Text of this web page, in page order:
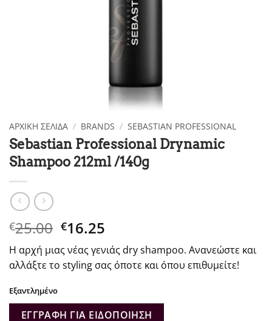
ΑΡΧΙΚΉ ΣΕΛΊΔΑ / BRANDS / SEBASTIAN PROFESSIONAL
Sebastian Professional Drynamic
Shampoo 212ml /140g
€25.00 Original
price
was:
€25.00.
€16.25
τρέχουσα
τιμή
είναι:
Η αρχή μιας νέας γενιάς dry shampoo. Ανανεώστε και
αλλάξτε το styling σας όποτε και όπου επιθυμείτε!
Εξαντλημένο
ΕΓΓΡΑΦΉ ΓΙΑ ΕΙΔΟΠΟΊΗΣΗ